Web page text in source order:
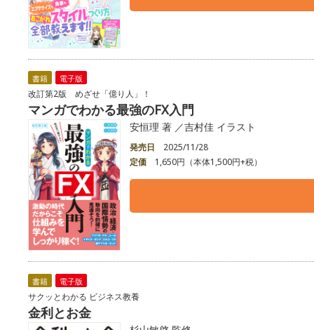
書籍 電子版
改訂第2版 めざせ「億り人」！
マンガでわかる最強のFX入門
安恒理 著 ／吉村佳 イラスト
発売日
2025/11/28
定価
1,650円（本体1,500円+税）
書籍 電子版
サクッとわかる ビジネス教養
金利とお金